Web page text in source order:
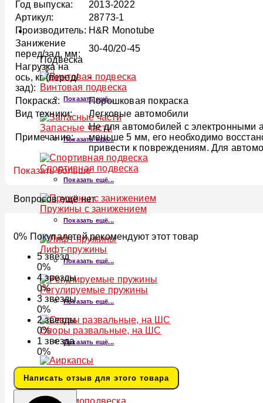
ПОДВЕСКА
Подвеска
×
Винтовая подвеска
Показать ещё...
Запасные части
Показать ещё...
Спортивная подвеска
Показать ещё...
Пружины с занижением
Показать ещё...
Лифт-пружины
Показать ещё...
Регулируемые пружины
Показать ещё...
Опоры развальные, на ШС
Показать ещё...
Аиркапсы
Показать ещё...
Год выпуска:
2013-2022
Артикул:
28773-1
Производитель: H&R Monotube
Занижение
перед/зад, мм:
30-40/20-45
Нагрузка на
ось, кг (перед/
зад):
-
Покраска:
Порошковая покраска
Вид техники:
Легковые автомобили
Примечание:
Не для автомобилей с электронными
меньше 5 мм, его необходимо
привести к повреждениям. Для
Показать больше
Вопросов ещё нет
0% Покупалетей рекомендуют этот товар
5звезд
0%
4звезды
0%
3звезды
0%
2звезды
0%
1звезда
0%
Написать отзыв для этого товара